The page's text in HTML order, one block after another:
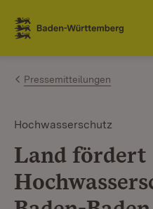
Zum Inhalt springen
Link zur Startseite
Pressemitteilungen
Hochwasserschutz
Land fördert